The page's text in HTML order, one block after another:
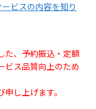
ビスの内容を知り
た、予約振込・定額
ビス品質向上のため
し上げます。